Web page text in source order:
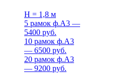
H = 1,8 м
5 рамок ф.А3 —
5400 руб.
10 рамок ф.А3
— 6500 руб.
20 рамок ф.А3
— 9200 руб.